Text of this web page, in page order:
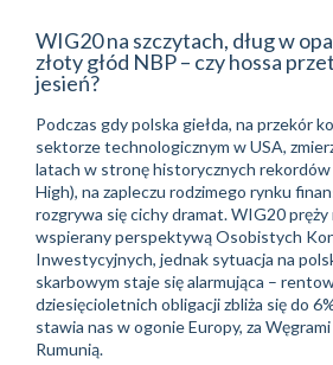
WIG20 na szczytach, dług w
złoty głód NBP – czy hossa
jesień?
Podczas gdy polska giełda, na przekór
sektorze technologicznym w USA,
latach w stronę historycznych
High), na zapleczu rodzimego rynku
rozgrywa się cichy dramat. WIG20 pręży
wspierany perspektywą Osobistych
Inwestycyjnych, jednak sytuacja na
skarbowym staje się alarmująca –
dziesięcioletnich obligacji zbliża się do
stawia nas w ogonie Europy, za
Rumunią.